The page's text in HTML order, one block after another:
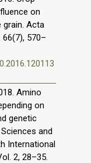
on
grain. Acta
66(7), 570–
Amino
on
genetic
and
International
2, 28–35.